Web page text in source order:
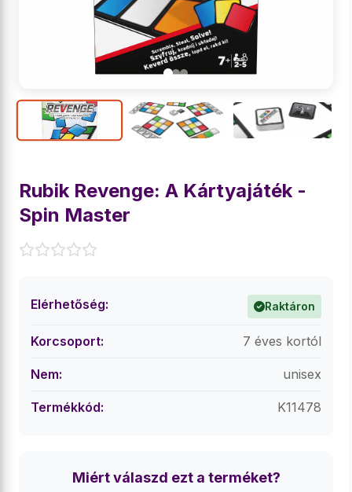
Rubik Revenge: A Kártyajáték -
Spin Master
Elérhetőség: Raktáron
Korcsoport: 7 éves kortól
Nem: unisex
Termékkód: K11478
Miért válaszd ezt a terméket?